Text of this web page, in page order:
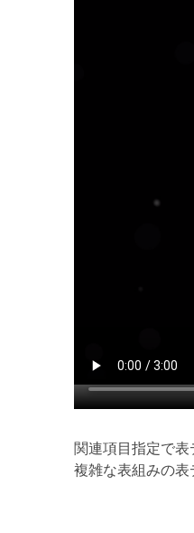
関連項目指定で表
複雑な表組みの表